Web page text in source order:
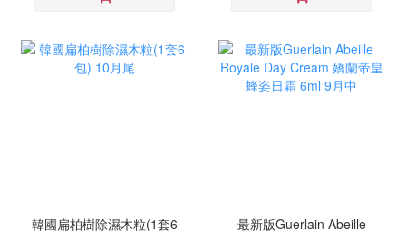
韓國扁柏樹除濕木粒(1套6
最新版Guerlain Abeille